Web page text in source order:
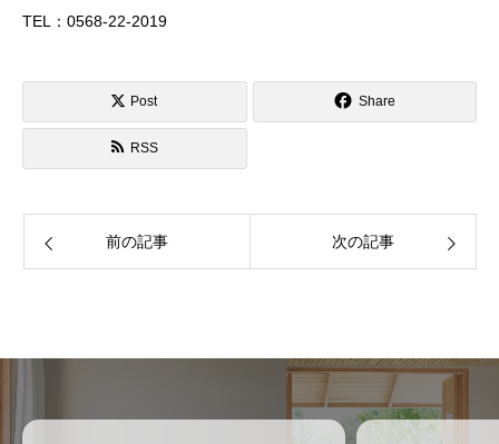
TEL：0568-22-2019
Post Share
RSS
前の記事 次の記事